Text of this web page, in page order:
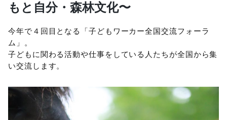
もと自分・森林文化〜
今年で４回目となる「子どもワーカー全国交流フォーラ
ム」。
子どもに関わる活動や仕事をしている人たちが全国から集
い交流します。